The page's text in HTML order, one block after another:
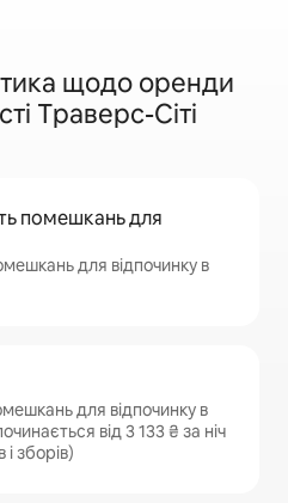
щодо оренди
Траверс-Сіті
помешкань для
для відпочинку в
для відпочинку в
від 3 133 ₴ за ніч
зборів)